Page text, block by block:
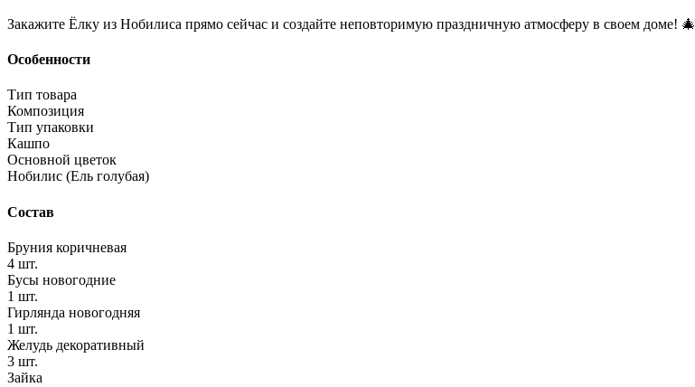
Закажите Ёлку из Нобилиса прямо сейчас и создайте неповторимую праздничную атмосферу в своем доме! 🎄
Особенности
Тип товара
Композиция
Тип упаковки
Кашпо
Основной цветок
Нобилис (Ель голубая)
Состав
Бруния коричневая
4 шт.
Бусы новогодние
1 шт.
Гирлянда новогодняя
1 шт.
Желудь декоративный
3 шт.
Зайка